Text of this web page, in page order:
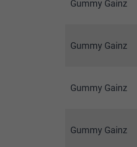
Gummy Gainz
Gummy Gainz
Gummy Gainz
Gummy Gainz